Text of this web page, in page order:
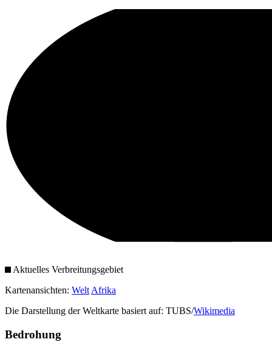
Aktuelles Verbreitungsgebiet
Kartenansichten: WeltAfrika
Die Darstellung der Weltkarte basiert auf: TUBS/Wikimedia
Bedrohung